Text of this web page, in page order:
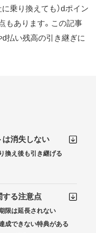
乗り換えても）dポイン
もあります。この記事
d払い残高の引き継ぎに
は消失しない
換え後も引き継げる
する注意点
限は延長されない
成できない特典がある